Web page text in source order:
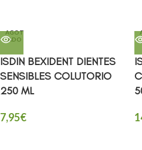
AGOT
ADO
ISDIN BEXIDENT DIENTES
SENSIBLES COLUTORIO
250 ML
7,95€